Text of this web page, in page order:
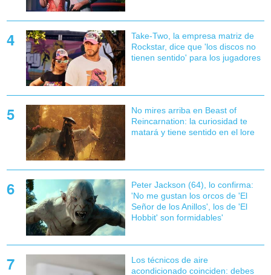
Take-Two, la empresa matriz de
Rockstar, dice que 'los discos no
tienen sentido' para los jugadores
No mires arriba en Beast of
Reincarnation: la curiosidad te
matará y tiene sentido en el lore
Peter Jackson (64), lo confirma:
'No me gustan los orcos de 'El
Señor de los Anillos', los de 'El
Hobbit' son formidables'
Los técnicos de aire
acondicionado coinciden: debes